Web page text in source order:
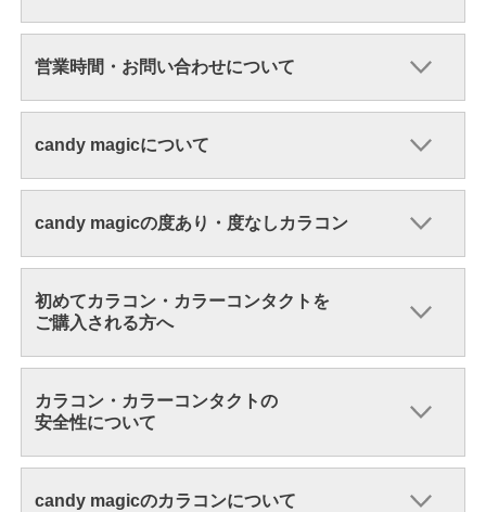
営業時間・お問い合わせについて
candy magicについて
candy magicの度あり・度なしカラコン
初めてカラコン・カラーコンタクトを
ご購入される方へ
カラコン・カラーコンタクトの
安全性について
candy magicのカラコンについて